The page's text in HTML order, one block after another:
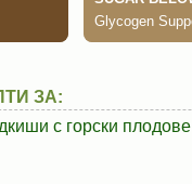
ЗА:
с горски плодове